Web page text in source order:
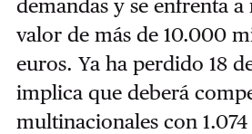
demandas y se enfrenta
valor de más de 10.000
euros. Ya ha perdido 18
implica que deberá
multinacionales con